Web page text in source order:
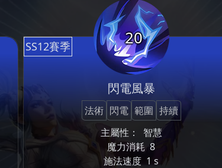
SS12賽季 20
閃電風暴
法術 閃電 範圍 持續
主屬性：
智慧
魔力消耗 8
施法速度 1 s